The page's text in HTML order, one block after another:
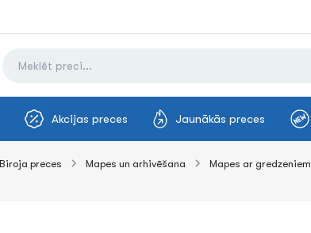
Akcijas preces Jaunākās preces
Biroja preces Mapes un arhivēšana Mapes ar gredzeniem